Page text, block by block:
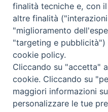
ORARI MESSE
LITURGIA DELLE
GALLERIE
GALLERIE VIDEO
finalità tecniche e, con
altre finalità
"miglioramento
"targeting e
cookie policy.
Cliccando su "accetta"
cookie. Cliccando su
maggiori informazioni
personalizzare le tue